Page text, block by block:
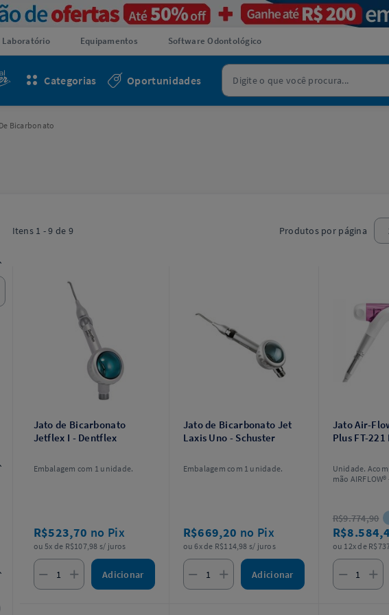
Laboratório Equipamentos Software Odontológico
Oportunidades
Categorias
Bicarbonato
Itens 1 - 9 de 9 Produtos por página
Jato de Bicarbonato
Jetflex I - Dentflex
Embalagem com 1 unidade.
R$523,70 no Pix
ou 5x de R$107,98 s/ juros
Adicionar
Jato de Bicarbonato Jet
Laxis Uno - Schuster
Embalagem com 1 unidade.
R$669,20 no Pix
ou 6x de R$114,98 s/ juros
Adicionar
Jato Air-
Plus FT-221
Unidade.
mão AIRFLOW®
R$9.774,90
ou 12x de